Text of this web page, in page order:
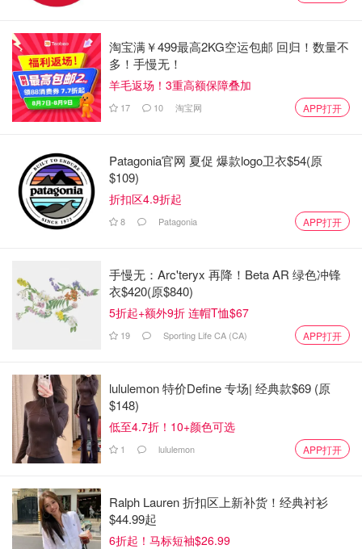
图片来自网络 版权属于原作者
每天last call是7点半，晚上放学/下班后，可以买一整只炸
鸡带回家一边看电视一边啃哦！
地址：列治文 H Mart 快餐部
Hazelbridge Way #1780-4151 #1780-4151, Richmond
淘宝满￥499最高2KG空运包邮 回归！数量不
多！手慢无！
羊毛返场！3重高额保障叠加
17 10 淘宝网 APP打开
Patagonia官网 夏促 爆款logo卫衣$54(原
$109)
折扣区4.9折起
8 Patagonia APP打开
手慢无：Arc'teryx 再降！Beta AR 绿色冲锋
衣$420(原$840)
5折起+额外9折 连帽T恤$67
19 Sporting Life CA (CA) APP打开
lululemon 特价Define 专场| 经典款$69 (原
$148)
低至4.7折！10+颜色可选
1 lululemon APP打开
Ralph Lauren 折扣区上新补货！经典衬衫
$44.99起
6折起！马标短袖$26.99